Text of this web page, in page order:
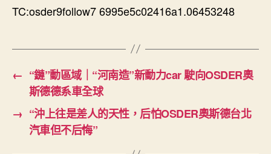
TC:osder9follow7 6995e5c02416a1.06453248
← “鏈”動區域｜“河南造”新動力car 駛向OSDER奧
斯德德系車全球
→ “沖上往是差人的天性，后怕OSDER奧斯德台北
汽車但不后悔”